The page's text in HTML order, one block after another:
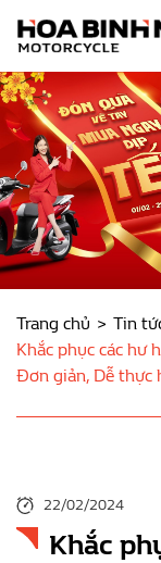
Trang chủ
Tin
Khắc phục các hư
Đơn giản, Dễ thực
22/02/2024
Khắc